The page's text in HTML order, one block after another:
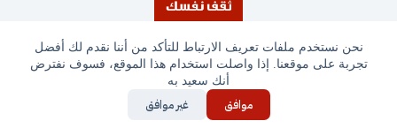
نحن نستخدم ملفات تعريف الارتباط للتأكد من أننا نقدم لك أفضل
تجربة على موقعنا. إذا واصلت استخدام هذا الموقع، فسوف نفترض
أنك سعيد به
موافق غير موافق
جميع الحقوق محفوظة © ثقف نفسك 2025